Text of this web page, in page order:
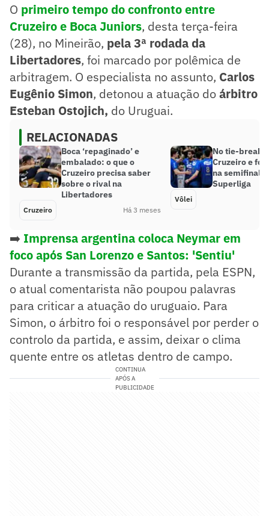
O primeiro tempo do confronto entre
Cruzeiro e Boca Juniors, desta terça-feira
(28), no Mineirão, pela 3ª rodada da
Libertadores, foi marcado por polêmica de
arbitragem. O especialista no assunto, Carlos
Eugênio Simon, detonou a atuação doárbitro
Esteban Ostojich, do Uruguai.
RELACIONADAS
Boca ‘repaginado’ e
embalado: o que o
Cruzeiro precisa saber
sobre o rival na
Libertadores
Cruzeiro Há 3 meses
No tie-break,
Cruzeiro e
na semifinal
Superliga
Vôlei
➡️ Imprensa argentina coloca Neymar em
foco após San Lorenzo e Santos: 'Sentiu'
Durante a transmissão da partida, pela ESPN,
o atual comentarista não poupou palavras
para criticar a atuação do uruguaio. Para
Simon, o árbitro foi o responsável por perder o
controlo da partida, e assim, deixar o clima
quente entre os atletas dentro de campo.
CONTINUA
APÓS A
PUBLICIDADE